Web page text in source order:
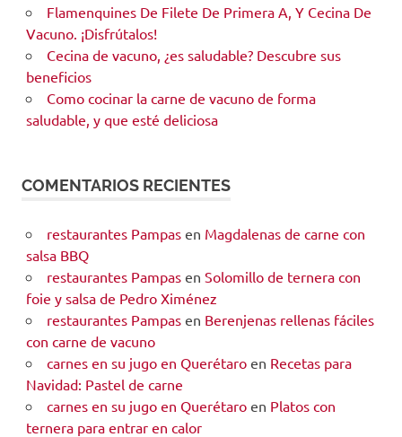
Flamenquines De Filete De Primera A, Y Cecina De
Vacuno. ¡Disfrútalos!
Cecina de vacuno, ¿es saludable? Descubre sus
beneficios
Como cocinar la carne de vacuno de forma
saludable, y que esté deliciosa
COMENTARIOS RECIENTES
restaurantes Pampasen Magdalenas de carne con
salsa BBQ
restaurantes Pampasen Solomillo de ternera con
foie y salsa de Pedro Ximénez
restaurantes Pampasen Berenjenas rellenas fáciles
con carne de vacuno
carnes en su jugo en Querétaroen Recetas para
Navidad: Pastel de carne
carnes en su jugo en Querétaroen Platos con
ternera para entrar en calor